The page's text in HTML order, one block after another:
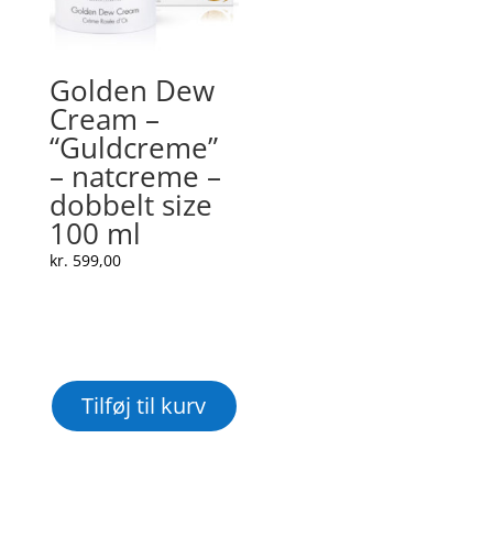
Golden Dew
Cream –
“Guldcreme”
– natcreme –
dobbelt size
100 ml
kr. 599,00
Tilføj til kurv